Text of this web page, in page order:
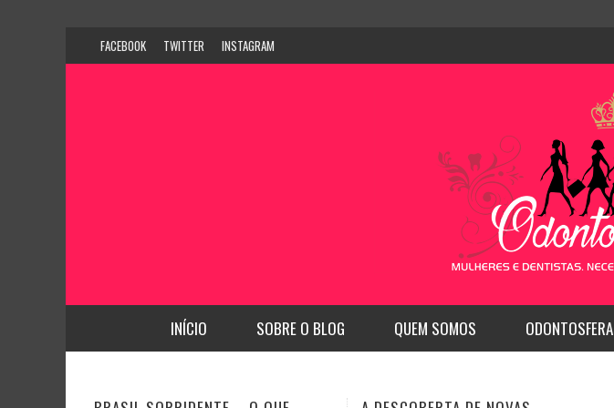
FACEBOOK TWITTER INSTAGRAM
INÍCIO SOBRE O BLOG QUEM SOMOS ODONTOSFERA